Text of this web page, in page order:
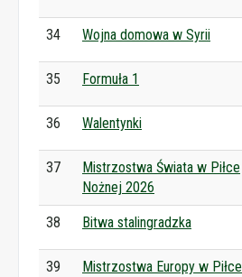
34 Wojna domowa w Syrii
35 Formuła 1
36 Walentynki
37
Mistrzostwa Świata w Piłce
Nożnej 2026
38 Bitwa stalingradzka
39
Mistrzostwa Europy w Piłce